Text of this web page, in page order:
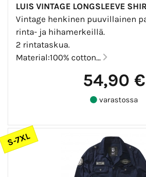
LUIS VINTAGE LONGSLEEVE
Vintage henkinen puuvillainen
rinta- ja hihamerkeillä.
2 rintataskua.
Material:100% cotton...
54,90 €
varastossa
S-7XL